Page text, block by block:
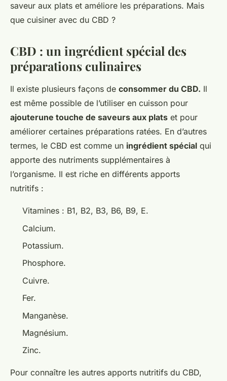
saveur aux plats et améliore les préparations. Mais
que cuisiner avec du CBD ?
CBD : un ingrédient spécial des
préparations culinaires
Il existe plusieurs façons de consommer du CBD. Il
est même possible de l’utiliser en cuisson pour
ajouterune touche de saveurs aux plats et pour
améliorer certaines préparations ratées. En d’autres
termes, le CBD est comme un ingrédient spécial qui
apporte des nutriments supplémentaires à
l’organisme. Il est riche en différents apports
nutritifs :
Vitamines : B1, B2, B3, B6, B9, E.
Calcium.
Potassium.
Phosphore.
Cuivre.
Fer.
Manganèse.
Magnésium.
Zinc.
Pour connaître les autres apports nutritifs du CBD,